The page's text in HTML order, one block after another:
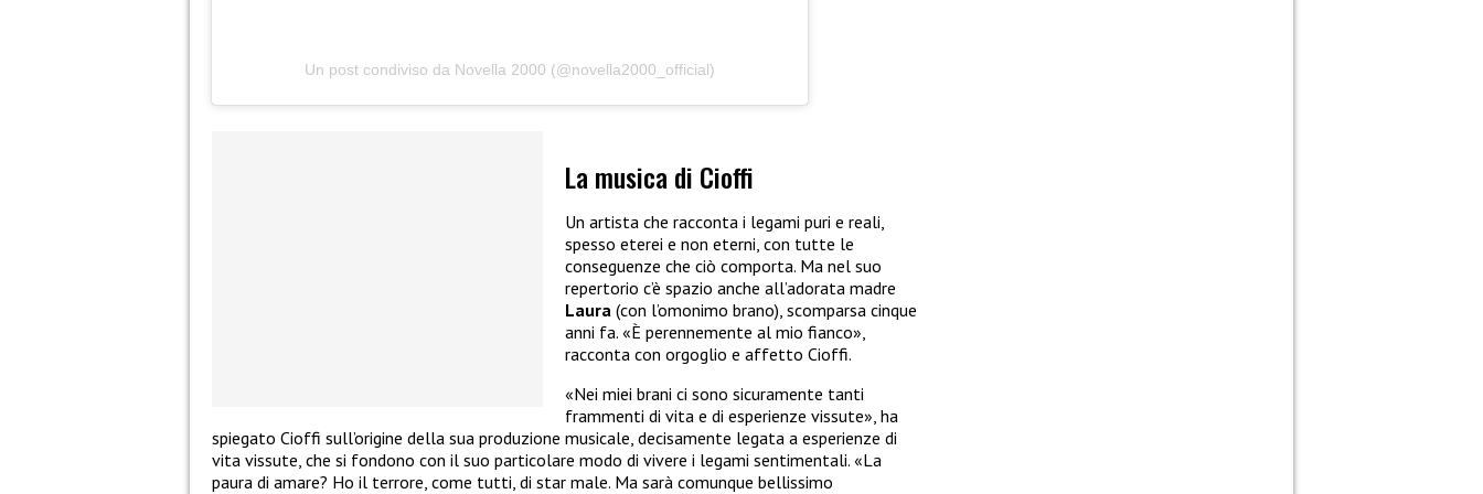
Un post condiviso da Novella 2000 (@novella2000_official)
La musica di Cioffi
Un artista che racconta i legami puri e reali,
spesso eterei e non eterni, con tutte le
conseguenze che ciò comporta. Ma nel suo
repertorio c’è spazio anche all’adorata madre
Laura (con l’omonimo brano), scomparsa cinque
anni fa. «È perennemente al mio fianco»,
racconta con orgoglio e affetto Cioffi.
«Nei miei brani ci sono sicuramente tanti
frammenti di vita e di esperienze vissute», ha
spiegato Cioffi sull’origine della sua produzione musicale, decisamente legata a esperienze di
vita vissute, che si fondono con il suo particolare modo di vivere i legami sentimentali. «La
paura di amare? Ho il terrore, come tutti, di star male. Ma sarà comunque bellissimo